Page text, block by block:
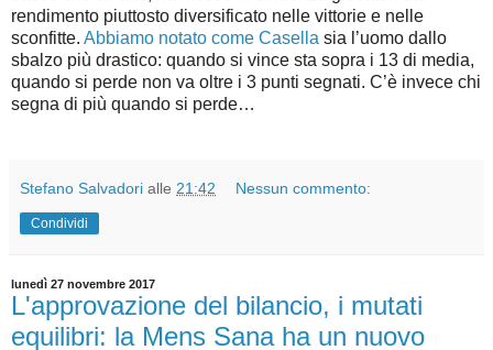
rendimento piuttosto diversificato nelle vittorie e nelle
sconfitte. Abbiamo notato come Casella sia l’uomo dallo
sbalzo più drastico: quando si vince sta sopra i 13 di media,
quando si perde non va oltre i 3 punti segnati. C’è invece chi
segna di più quando si perde…
Stefano Salvadori alle 21:42 Nessun commento:
Condividi
lunedì 27 novembre 2017
L'approvazione del bilancio, i mutati
equilibri: la Mens Sana ha un nuovo